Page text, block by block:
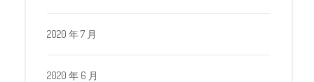
2020 年 7 月
2020 年 6 月